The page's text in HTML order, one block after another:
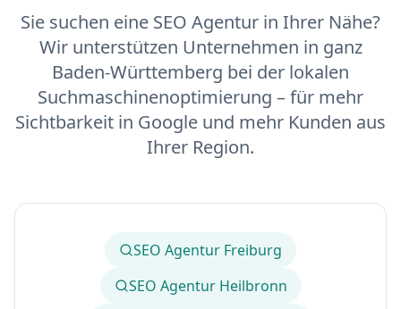
Sie suchen eine SEO Agentur in Ihrer Nähe?
Wir unterstützen Unternehmen in ganz
Baden-Württemberg bei der lokalen
Suchmaschinenoptimierung – für mehr
Sichtbarkeit in Google und mehr Kunden aus
Ihrer Region.
SEO Agentur Freiburg
SEO Agentur Heilbronn